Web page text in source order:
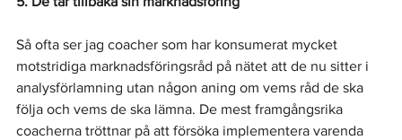
Så ofta ser jag coacher som har konsumerat mycket
motstridiga marknadsföringsråd på nätet att de nu sitter i
analysförlamning utan någon aning om vems råd de ska
följa och vems de ska lämna. De mest framgångsrika
coacherna tröttnar på att försöka implementera varenda